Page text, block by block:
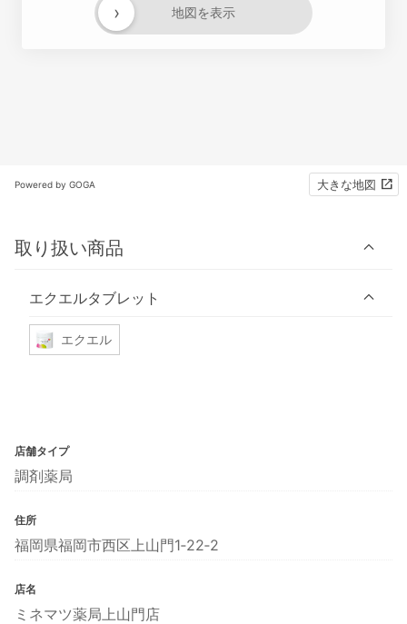
地図を表示
›
Powered by GOGA 大きな地図
取り扱い商品
エクエルタブレット
エクエル
店舗タイプ
調剤薬局
住所
福岡県福岡市西区上山門1‐22‐2
店名
ミネマツ薬局上山門店